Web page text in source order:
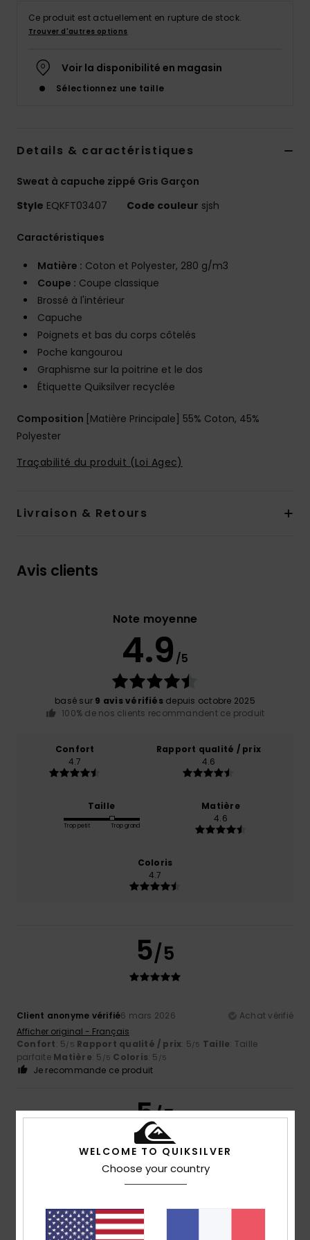
Ce produit est actuellement en rupture de stock.
Trouver d'autres options
Voir la disponibilité en magasin
Sélectionnez une taille
Details & caractéristiques
Sweat à capuche zippé Gris Garçon
Style EQKFT03407 Code couleur sjsh
Caractéristiques
Matière : Coton et Polyester, 280 g/m3
Coupe : Coupe classique
Brossé à l'intérieur
Capuche
Poignets et bas du corps côtelés
Poche kangourou
Graphisme sur la poitrine et le dos
Étiquette Quiksilver recyclée
Composition [Matière Principale] 55% Coton, 45%
Polyester
Traçabilité du produit (Loi Agec)
Livraison & Retours
Avis clients
Note moyenne
4.9 /5
basé sur 9 avis vérifiésdepuis octobre 2025
100% de nos clients recommandent ce produit
Confort
4.7
Rapport qualité / prix
4.6
Taille
Trop petit Trop grand
Matière
4.6
Coloris
4.7
5/5
Client anonyme vérifié6 mars 2026
Achat vérifié
Afficher original - Français
Confort: 5/5 Rapport qualité / prix: 5/5 Taille: Taille
parfaite Matière: 5 /5 Coloris: 5 /5
Je recommande ce produit
5/5
10 février 2026
Afficher original - Castellano
Rapport qualité / prix: 5/5
Je recommande ce produit
WELCOME TO QUIKSILVER
Choose your country